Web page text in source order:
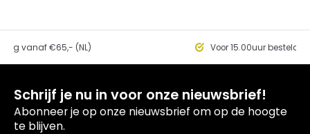
vanaf €65,- (NL) Voor 15.00uur besteld,
Schrijf je nu in voor onze nieuwsbrief!
Abonneer je op onze nieuwsbrief om op de hoogte
te blijven.